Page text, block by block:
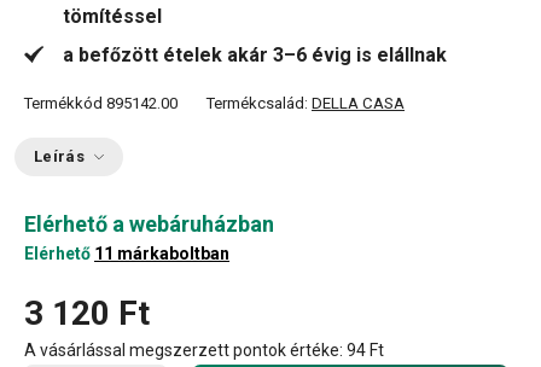
tömítéssel
a befőzött ételek akár 3–6 évig is elállnak
Termékkód 895142.00 Termékcsalád: DELLA CASA
Leírás
Elérhető a webáruházban
Elérhető 11 márkaboltban
3 120 Ft
A vásárlással megszerzett pontok értéke: 94 Ft